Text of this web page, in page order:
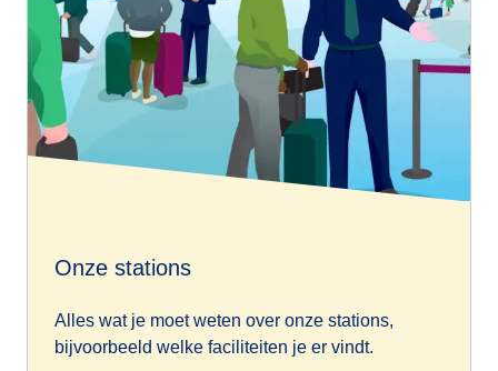
Onze stations
Alles wat je moet weten over onze stations,
bijvoorbeeld welke faciliteiten je er vindt.